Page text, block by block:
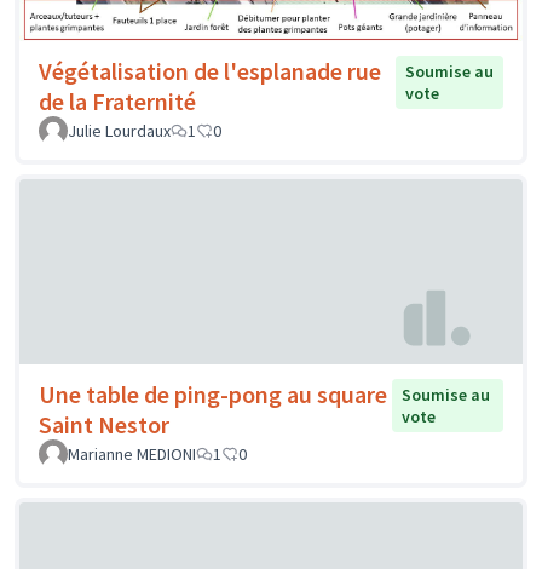
Végétalisation de l'esplanade rue
de la Fraternité
Soumise au
vote
Julie Lourdaux
1 0
Une table de ping-pong au square
Saint Nestor
Soumise au
vote
Marianne MEDIONI
1 0